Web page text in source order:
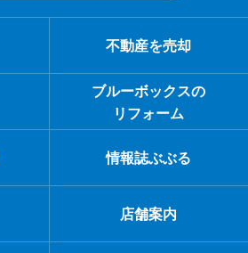
不動産を売却
ブルーボックスの
リフォーム
情報誌ぶぶる
店舗案内